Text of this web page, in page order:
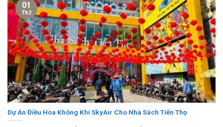
Dự Án Điều Hòa Không Khí SkyAir Cho Nhà Sách Tiến Thọ
01
Th2